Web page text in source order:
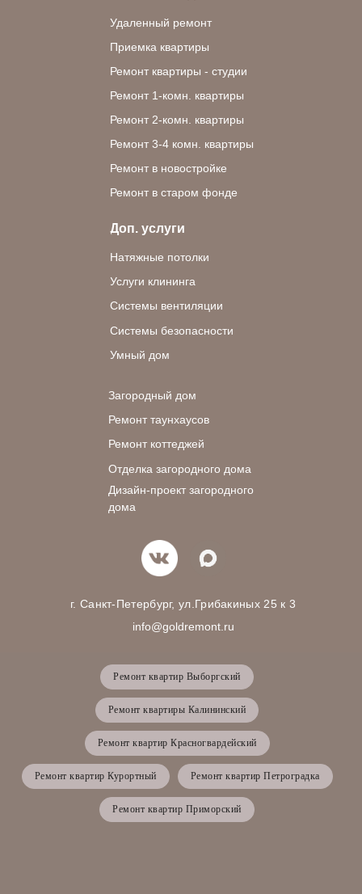
Удаленный ремонт
Приемка квартиры
Ремонт квартиры - студии
Ремонт 1-комн. квартиры
Ремонт 2-комн. квартиры
Ремонт 3-4 комн. квартиры
Ремонт в новостройке
Ремонт в старом фонде
info@goldremont.ru
Загородный дом
Ремонт таунхаусов
Ремонт коттеджей
Отделка загородного дома
Дизайн-проект загородного
дома
Доп. услуги
Натяжные потолки
Услуги клининга
Системы вентиляции
Системы безопасности
Умный дом
г. Санкт-Петербург, ул.Грибакиных 25 к 3
Ремонт квартир Выборгский
Ремонт квартиры Калининский
Ремонт квартир Красногвардейский
Ремонт квартир Курортный Ремонт квартир Петроградка
Ремонт квартир Приморский